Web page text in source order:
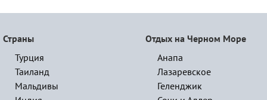
Страны
Турция
Таиланд
Мальдивы
Отдых на Черном Море
Анапа
Лазаревское
Геленджик